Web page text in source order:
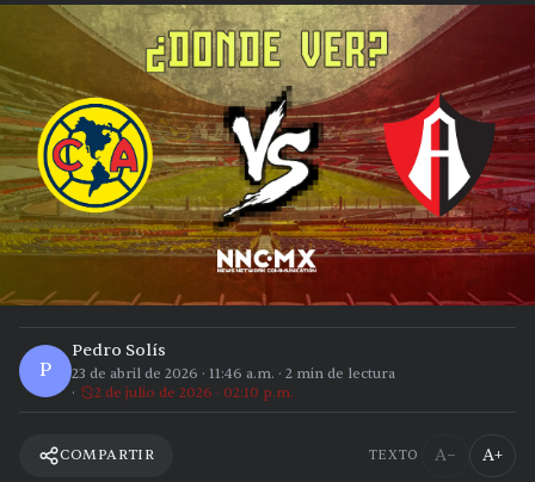
P
Pedro Solís
23 de abril de 2026 · 11:46 a.m. · 2 min de lectura
2 de julio de 2026 · 02:10 p.m.
COMPARTIR TEXTO A− A+